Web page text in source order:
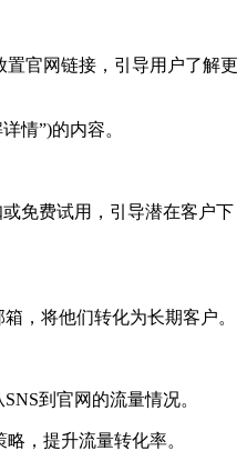
官网链接，引导用户了解更
情”)的内容。
免费试用，引导潜在客户下
将他们转化为长期客户。
到官网的流量情况。
，提升流量转化率。